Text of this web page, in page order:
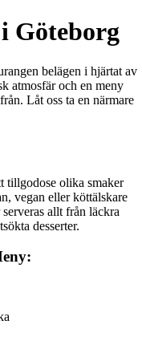
Göteborg
belägen i hjärtat av
atmosfär och en meny
Låt oss ta en närmare
tillgodose olika smaker
vegan eller köttälskare
allt från läckra
desserter.